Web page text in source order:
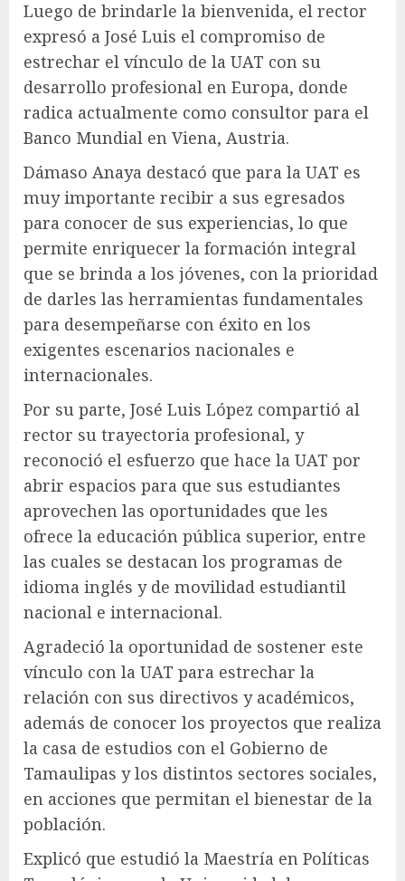
Luego de brindarle la bienvenida, el rector
expresó a José Luis el compromiso de
estrechar el vínculo de la UAT con su
desarrollo profesional en Europa, donde
radica actualmente como consultor para el
Banco Mundial en Viena, Austria.
Dámaso Anaya destacó que para la UAT es
muy importante recibir a sus egresados
para conocer de sus experiencias, lo que
permite enriquecer la formación integral
que se brinda a los jóvenes, con la prioridad
de darles las herramientas fundamentales
para desempeñarse con éxito en los
exigentes escenarios nacionales e
internacionales.
Por su parte, José Luis López compartió al
rector su trayectoria profesional, y
reconoció el esfuerzo que hace la UAT por
abrir espacios para que sus estudiantes
aprovechen las oportunidades que les
ofrece la educación pública superior, entre
las cuales se destacan los programas de
idioma inglés y de movilidad estudiantil
nacional e internacional.
Agradeció la oportunidad de sostener este
vínculo con la UAT para estrechar la
relación con sus directivos y académicos,
además de conocer los proyectos que realiza
la casa de estudios con el Gobierno de
Tamaulipas y los distintos sectores sociales,
en acciones que permitan el bienestar de la
población.
Explicó que estudió la Maestría en Políticas